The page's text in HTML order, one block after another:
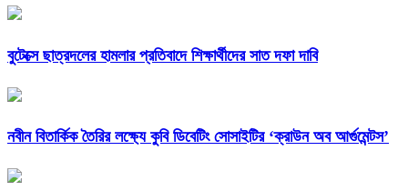
বুটেক্সে ছাত্রদলের হামলার প্রতিবাদে শিক্ষার্থীদের সাত দফা দাবি
নবীন বিতার্কিক তৈরির লক্ষ্যে কুবি ডিবেটিং সোসাইটির ‘ক্রাউন অব আর্গুমেন্টস’